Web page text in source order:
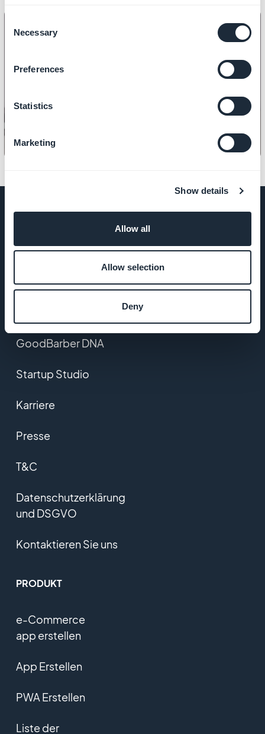
Selection
Necessary
Preferences
Statistics
Marketing
Show details
Allow all
Allow selection
Deny
So wählen Sie die Größe Ihrer
UNTERNEHMEN
Über uns
GoodBarber DNA
Startup Studio
Karriere
Presse
T&C
Datenschutzerklärung
und DSGVO
Kontaktieren Sie uns
PRODUKT
e-Commerce
app erstellen
App Erstellen
PWA Erstellen
Liste der